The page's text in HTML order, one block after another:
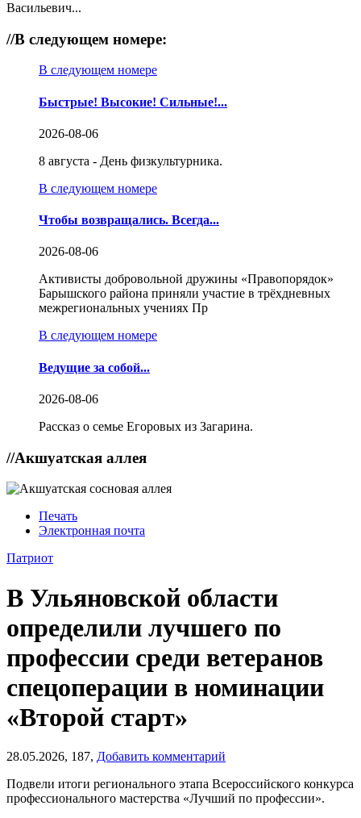
Васильевич...
//В следующем номере:
В следующем номере
Быстрые! Высокие! Сильные!...
2026-08-06
8 августа - День физкультурника.
В следующем номере
Чтобы возвращались. Всегда...
2026-08-06
Активисты добровольной дружины «Правопорядок»
Барышского района приняли участие в трёхдневных
межрегиональных учениях Пр
В следующем номере
Ведущие за собой...
2026-08-06
Рассказ о семье Егоровых из Загарина.
//Акшуатская аллея
Печать
Электронная почта
Патриот
В Ульяновской области
определили лучшего по
профессии среди ветеранов
спецоперации в номинации
«Второй старт»
28.05.2026, 187, Добавить комментарий
Подвели итоги регионального этапа Всероссийского конкурса
профессионального мастерства «Лучший по профессии».